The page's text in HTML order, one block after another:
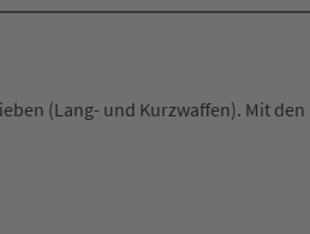
(Lang- und Kurzwaffen). Mit